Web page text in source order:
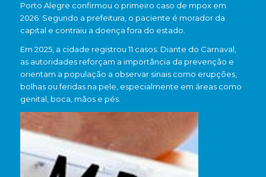
Porto Alegre confirmou o primeiro caso de mpox em
2026. Segundo a prefeitura, o paciente é morador da
capital e contraiu a doença fora do estado.
Em 2025, a cidade registrou 11 casos. Diante do Carnaval,
as autoridades reforçam a importância da prevenção e
orientam a população a observar sinais como erupções,
bolhas ou feridas na pele, especialmente em áreas como
genital, boca, mãos e pés.